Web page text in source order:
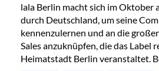
lala Berlin macht sich im Oktober
durch Deutschland, um seine
kennenzulernen und an die
Sales anzuknüpfen, die das Label
Heimatstadt Berlin veranstaltet.